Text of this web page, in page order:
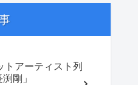
トアーティスト列
剛」